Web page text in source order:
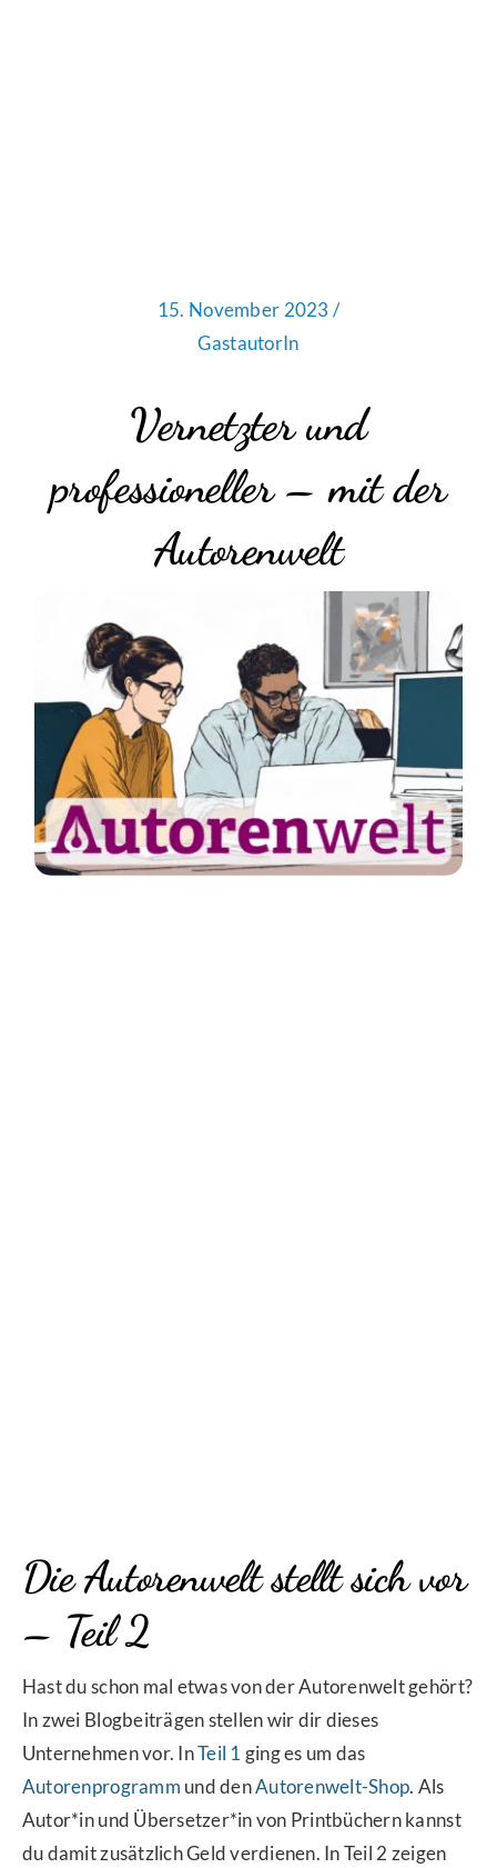
15. November 2023 /
GastautorIn
Vernetzter und
professioneller – mit der
Autorenwelt
Die Autorenwelt stellt sich vor
– Teil 2
Hast du schon mal etwas von der Autorenwelt gehört?
In zwei Blogbeiträgen stellen wir dir dieses
Unternehmen vor. InTeil 1 ging es um das
Autorenprogramm und denAutorenwelt-Shop. Als
Autor*in und Übersetzer*in von Printbüchern kannst
du damit zusätzlich Geld verdienen. In Teil 2 zeigen